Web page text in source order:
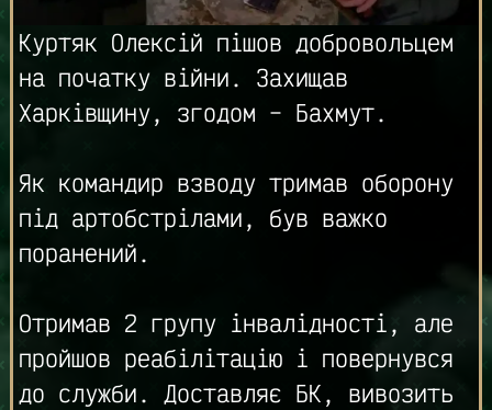
Куртяк Олексій пішов добровольцем
на початку війни. Захищав
Харківщину, згодом – Бахмут.
Як командир взводу тримав оборону
під артобстрілами, був важко
поранений.
Отримав 2 групу інвалідності, але
пройшов реабілітацію і повернувся
до служби. Доставляє БК, вивозить